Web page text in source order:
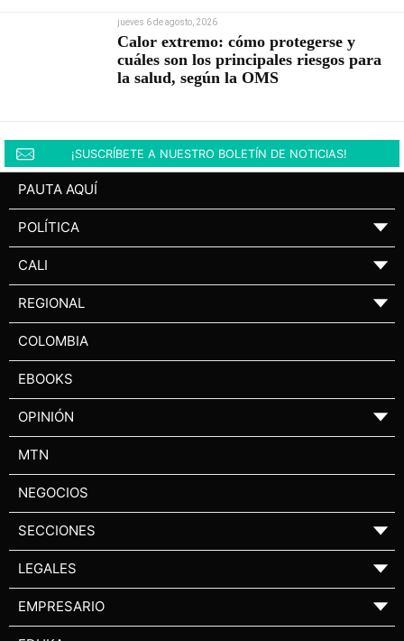
jueves 6 de agosto, 2026
Calor extremo: cómo protegerse y
cuáles son los principales riesgos para
la salud, según la OMS
¡SUSCRÍBETE A NUESTRO BOLETÍN DE NOTICIAS!
PAUTA AQUÍ
POLÍTICA ▼
CALI ▼
REGIONAL ▼
COLOMBIA
EBOOKS
OPINIÓN ▼
MTN
NEGOCIOS
SECCIONES ▼
LEGALES ▼
EMPRESARIO ▼